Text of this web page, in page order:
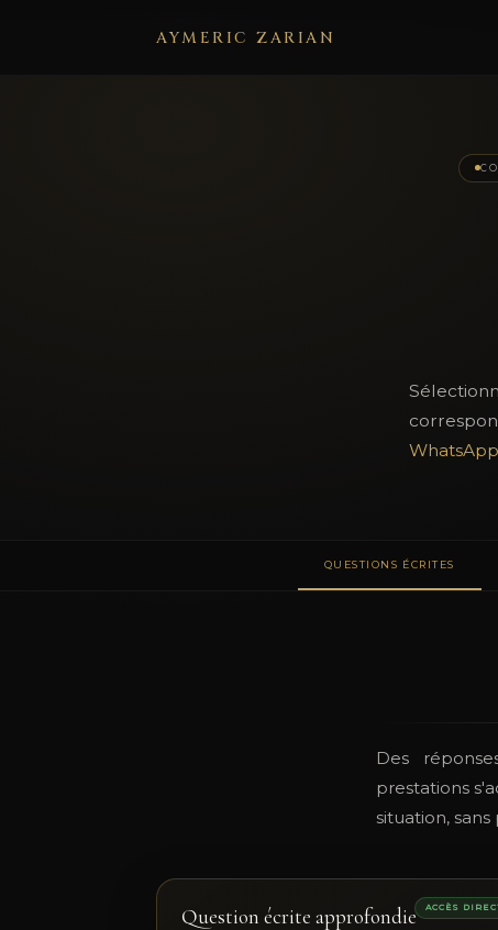
AYMERIC ZARIAN
WhatsApp
QUESTIONS ÉCRITES
Des
prestations
situation,
ACCÈS
Question écrite approfondie